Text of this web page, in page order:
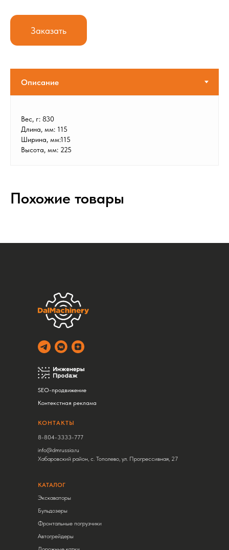
Заказать
Вес, г: 830
Длина, мм: 115
Ширина, мм:115
Высота, мм: 225
Похожие товары
Экскаваторы
Бульдозеры
Фронтальные погрузчики
Автогрейдеры
КАТАЛОГ
SEO-продвижение
Контекстная реклама
8-804-3333-777
info@dmrussia.ru
Хабаровский район, с. Тополево, ул. Прогрессивная, 27
КОНТАКТЫ